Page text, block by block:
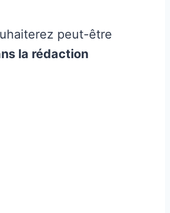
peut-être
la rédaction